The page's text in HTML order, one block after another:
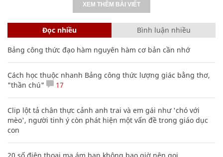
XEM THÊM BÀI VIẾT
Đọc nhiều Bình luận nhiều
Bảng công thức đạo hàm nguyên hàm cơ bản cần nhớ
Cách học thuộc nhanh Bảng công thức lượng giác bằng thơ,
"thần chú"
17
Clip lột tả chân thực cảnh anh trai và em gái như 'chó với
mèo', người tinh ý còn phát hiện một vấn đề trong giáo dục
con
20 số điện thoại ma ám bạn không bao giờ nên gọi